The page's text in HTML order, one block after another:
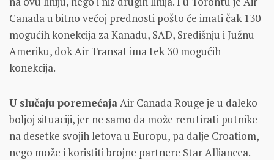
Canada u bitno većoj prednosti pošto će imati čak 130
mogućih konekcija za Kanadu, SAD, Središnju i Južnu
Ameriku, dok Air Transat ima tek 30 mogućih
konekcija.
U slučaju poremećajaAir Canada Rouge je u daleko
boljoj situaciji, jer ne samo da može rerutirati putnike
na desetke svojih letova u Europu, pa dalje Croatiom,
nego može i koristiti brojne partnere Star Alliancea.